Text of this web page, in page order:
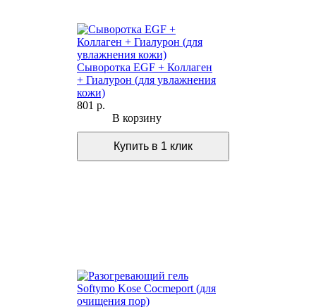
Сыворотка EGF + Коллаген
+ Гиалурон (для увлажнения
кожи)
801 р.
В корзину